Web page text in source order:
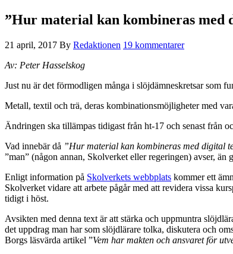
”Hur material kan kombineras med
21 april, 2017 By Redaktionen 19 kommentarer
Av: Peter Hasselskog
Just nu är det förmodligen många i slöjdämneskretsar som
Metall, textil och trä, deras kombinationsmöjligheter med
Ändringen ska tillämpas tidigast från ht-17 och senast från
Vad innebär då ”Hur material kan kombineras med digital
”man” (någon annan, Skolverket eller regeringen) avser,
Enligt information på Skolverkets webbplats kommer ett
Skolverket vidare att arbete pågår med att revidera vissa
tidigt i höst.
Avsikten med denna text är att stärka och uppmuntra
det uppdrag man har som slöjdlärare tolka, diskutera och
Borgs läsvärda artikel ”Vem har makten och ansvaret för